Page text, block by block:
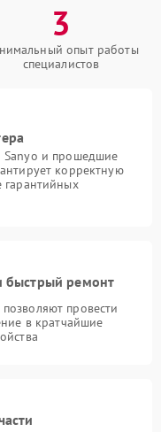
3
опыт работы
специалистов
Sanyo и прошедшие
корректную
гарантийных
быстрый ремонт
провести
в кратчайшие